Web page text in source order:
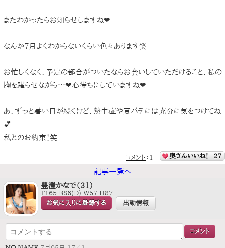
またわかったらお知らせしますね❤︎
なんか7月よくわからないくらい色々あります笑
お忙しくなく、予定の都合がついたならお会いしていただけること、私の
胸を躍らせながら…❤︎心待ちにしていますね❤︎
あ、ずっと暑い日が続くけど、熱中症や夏バテには充分に気をつけてね
💕
私とのお約束！笑
コメント ： 1 奥さんいいね！ 27
記事一覧へ
豊澄かなで（31）
T165 B86(D) W57 H87
お気に入りに登録する 出勤情報